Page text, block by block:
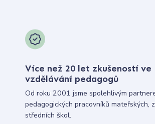
Více než 20 let zkušeností ve
vzdělávání pedagogů
Od roku 2001 jsme spolehlivým
pedagogických pracovníků mateřských,
středních škol.